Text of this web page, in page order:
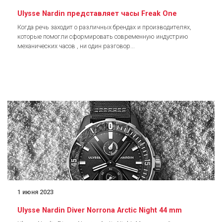
Ulysse Nardin представляет часы Freak One
Когда речь заходит о различных брендах и производителях,
которые помогли сформировать современную индустрию
механических часов , ни один разговор...
1 июня 2023
Ulysse Nardin Diver Norrona Arctic Night 44 mm